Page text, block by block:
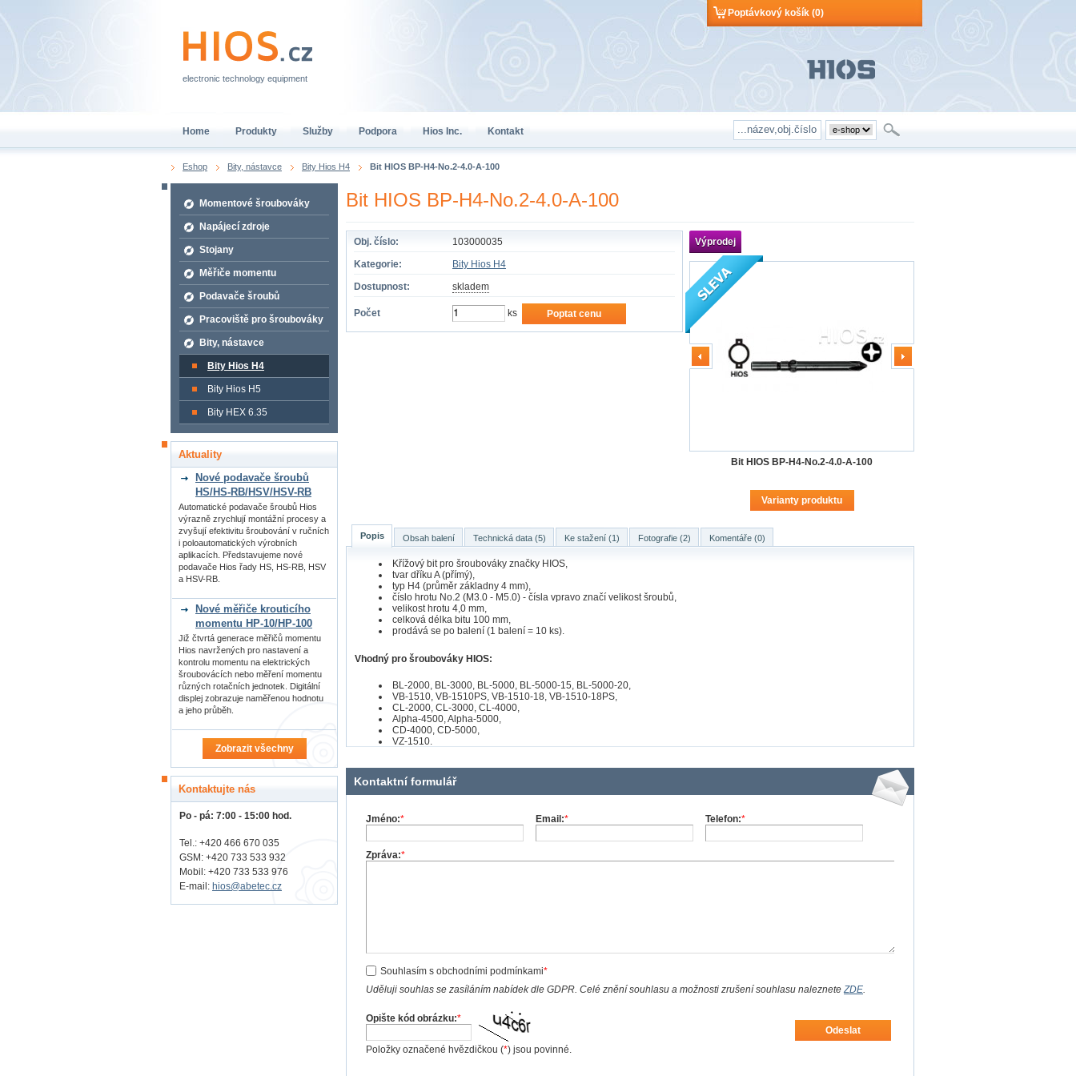
Eshop Bity, nástavce Bity Hios H4 Bit HIOS BP-H4-No.2-4.0-A-100
Bit HIOS BP-H4-No.2-4.0-A-100
Obj. číslo:
103000035
Kategorie:
Bity Hios H4
Dostupnost:
skladem
Počet ks Poptat cenu
Výprodej
Bit HIOS BP-H4-No.2-4.0-A-100
Varianty produktu
Popis Obsah balení Technická data (5) Ke stažení (1) Fotografie (2) Komentáře (0)
Křížový bit pro šroubováky značky HIOS,
tvar dříku A (přímý),
typ H4 (průměr základny 4 mm),
číslo hrotu No.2 (M3.0 - M5.0) - čísla vpravo značí velikost šroubů,
velikost hrotu 4,0 mm,
celková délka bitu 100 mm,
prodává se po balení (1 balení = 10 ks).
Vhodný pro šroubováky HIOS:
BL-2000, BL-3000, BL-5000, BL-5000-15, BL-5000-20,
VB-1510, VB-1510PS, VB-1510-18, VB-1510-18PS,
CL-2000, CL-3000, CL-4000,
Alpha-4500, Alpha-5000,
CD-4000, CD-5000,
VZ-1510.
Kontaktní formulář
Jméno:* Email:* Telefon:*
Zpráva:*
Souhlasím s obchodními podmínkami*
Uděluji souhlas se zasíláním nabídek dle GDPR. Celé znění souhlasu a možnosti zrušení souhlasu nalezneteZDE.
Opište kód obrázku:*
Položky označené hvězdičkou (*) jsou povinné.
Odeslat
Momentové šroubováky
Napájecí zdroje
Stojany
Měřiče momentu
Podavače šroubů
Pracoviště pro šroubováky
Bity, nástavce
Bity Hios H4
Bity Hios H5
Bity HEX 6.35
Aktuality
Nové podavače šroubů
HS/HS-RB/HSV/HSV-RB
Automatické podavače šroubů Hios
výrazně zrychlují montážní procesy a
zvyšují efektivitu šroubování v ručních
i poloautomatických výrobních
aplikacích. Představujeme nové
podavače Hios řady HS, HS-RB, HSV
a HSV-RB.
Nové měřiče krouticího
momentu HP-10/HP-100
Již čtvrtá generace měřičů momentu
Hios navržených pro nastavení a
kontrolu momentu na elektrických
šroubovácích nebo měření momentu
různých rotačních jednotek. Digitální
displej zobrazuje naměřenou hodnotu
a jeho průběh.
Zobrazit všechny
Kontaktujte nás
Po - pá: 7:00 - 15:00 hod.
Tel.: +420 466 670 035
GSM: +420 733 533 932
Mobil: +420 733 533 976
E-mail: hios@abetec.cz
electronic technology equipment
Poptávkový košík (0)
Obsah košíku
Home Produkty Služby Podpora Hios Inc. Kontakt